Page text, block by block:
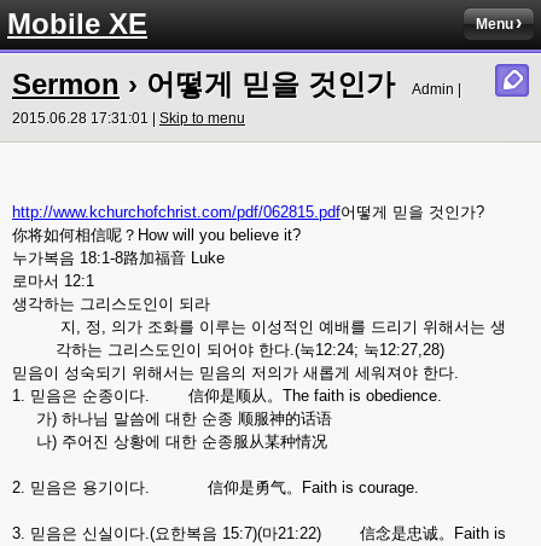
Mobile XE Menu
Sermon › 어떻게 믿을 것인가
Admin |
2015.06.28 17:31:01 | Skip to menu
http://www.kchurchofchrist.com/pdf/062815.pdf어떻게 믿을 것인가?
你将如何相信呢？How will you believe it?
누가복음 18:1-8路加福音 Luke
로마서 12:1
생각하는 그리스도인이 되라
지, 정, 의가 조화를 이루는 이성적인 예배를 드리기 위해서는 생
각하는 그리스도인이 되어야 한다.(눅12:24; 눅12:27,28)
믿음이 성숙되기 위해서는 믿음의 저의가 새롭게 세워져야 한다.
1. 믿음은 순종이다. 信仰是顺从。The faith is obedience.
가) 하나님 말씀에 대한 순종 顺服神的话语
나) 주어진 상황에 대한 순종服从某种情况
2. 믿음은 용기이다. 信仰是勇气。Faith is courage.
3. 믿음은 신실이다.(요한복음 15:7)(마21:22) 信念是忠诚。Faith is